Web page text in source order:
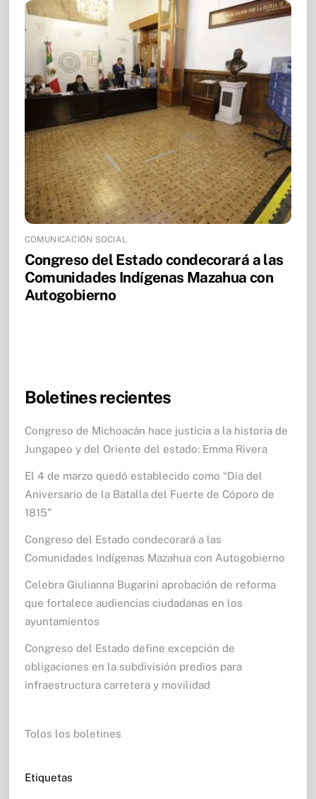
COMUNICACIÓN SOCIAL
Congreso del Estado condecorará a las
Comunidades Indígenas Mazahua con
Autogobierno
Boletines recientes
Congreso de Michoacán hace justicia a la historia de
Jungapeo y del Oriente del estado: Emma Rivera
El 4 de marzo quedó establecido como “Día del
Aniversario de la Batalla del Fuerte de Cóporo de
1815”
Congreso del Estado condecorará a las
Comunidades Indígenas Mazahua con Autogobierno
Celebra Giulianna Bugarini aprobación de reforma
que fortalece audiencias ciudadanas en los
ayuntamientos
Congreso del Estado define excepción de
obligaciones en la subdivisión predios para
infraestructura carretera y movilidad
Tolos los boletines
Etiquetas